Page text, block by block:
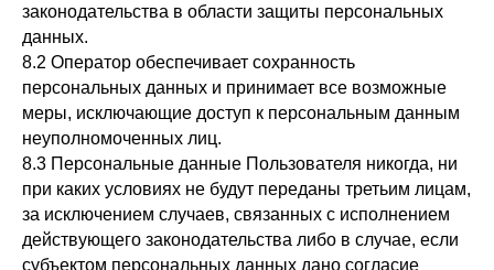
законодательства в области защиты персональных
данных.
8.2 Оператор обеспечивает сохранность
персональных данных и принимает все возможные
меры, исключающие доступ к персональным данным
неуполномоченных лиц.
8.3 Персональные данные Пользователя никогда, ни
при каких условиях не будут переданы третьим лицам,
за исключением случаев, связанных с исполнением
действующего законодательства либо в случае, если
субъектом персональных данных дано согласие